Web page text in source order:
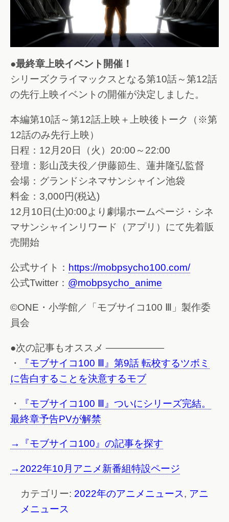
●最終章上映イベント開催！
シリーズクライマックスとなる第10話～第12話
の先行上映イベントの開催が決定しました。
本編第10話～第12話上映＋上映後トーク（※第
12話のみ先行上映）
日程：12月20日（火）20:00～22:00
登壇：影山茂夫役／伊藤節生、蓮井隆弘監督
会場：グランドシネマサンシャイン池袋
料金：3,000円(税込)
12月10日(土)0:00より劇場ホームページ・シネ
マサンシャインリワード（アプリ）にて先着販
売開始
公式サイト： https://mobpsycho100.com/
公式Twitter： @mobpsycho_anime
©ONE・小学館／「モブサイコ100 Ⅲ」製作委
員会
●次の記事もオススメ ——————
・
『モブサイコ100 Ⅲ』第9話 転校するツボミ
に告白することを決意するモブ
・
『モブサイコ100 Ⅲ』ついにシリーズ完結。
最終章予告PVが解禁
→『モブサイコ100』の記事を探す
→2022年10月アニメ新番組特設ページ
カテゴリー: 2022年のアニメニュース, アニ
メニュース